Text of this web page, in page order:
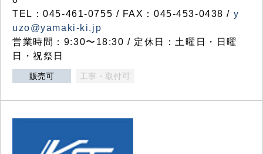
TEL：045-461-0755 / FAX：045-453-0438 / y
uzo@yamaki-ki.jp
営業時間：9:30〜18:30 / 定休日：土曜日・日曜
日・祝祭日
販売可 工事・取付可